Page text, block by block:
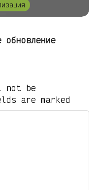
not be
are marked